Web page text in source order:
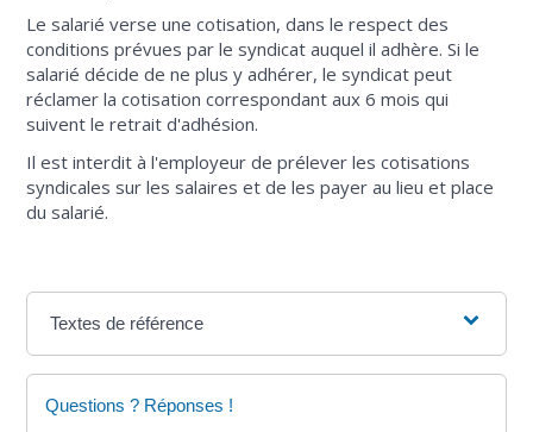
Le salarié verse une cotisation, dans le respect des
conditions prévues par le syndicat auquel il adhère. Si le
salarié décide de ne plus y adhérer, le syndicat peut
réclamer la cotisation correspondant aux 6 mois qui
suivent le retrait d'adhésion.
Il est interdit à l'employeur de prélever les cotisations
syndicales sur les salaires et de les payer au lieu et place
du salarié.
Textes de référence
Questions ? Réponses !